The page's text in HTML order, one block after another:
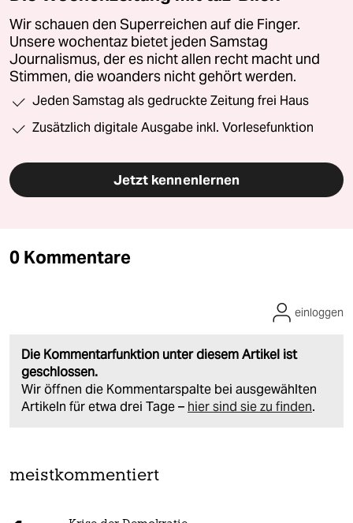
Wir schauen den Superreichen auf die Finger.
Unsere wochentaz bietet jeden Samstag
Journalismus, der es nicht allen recht macht und
Stimmen, die woanders nicht gehört werden.
Jeden Samstag als gedruckte Zeitung frei Haus
Zusätzlich digitale Ausgabe inkl. Vorlesefunktion
Jetzt kennenlernen
0 Kommentare
Die Kommentarfunktion unter diesem Artikel ist
geschlossen.
Wir öffnen die Kommentarspalte bei ausgewählten
Artikeln für etwa drei Tage – hier sind sie zu finden.
einloggen
meistkommentiert